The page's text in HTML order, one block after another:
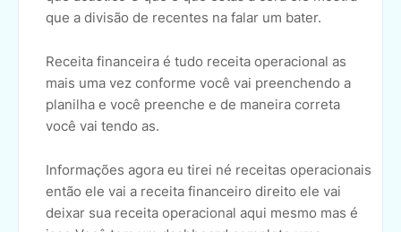
que a divisão de recentes na falar um bater.
Receita financeira é tudo receita operacional as
mais uma vez conforme você vai preenchendo a
planilha e você preenche e de maneira correta
você vai tendo as.
Informações agora eu tirei né receitas operacionais
então ele vai a receita financeiro direito ele vai
deixar sua receita operacional aqui mesmo mas é